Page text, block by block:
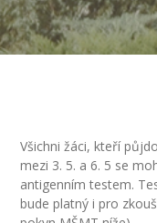
-- Úřední
-- Virtuální
-- Vedení
-- Třídní
Všichni žáci, kteří
mezi 3. 5. a 6. 5 se
antigenním testem.
bude platný i pro